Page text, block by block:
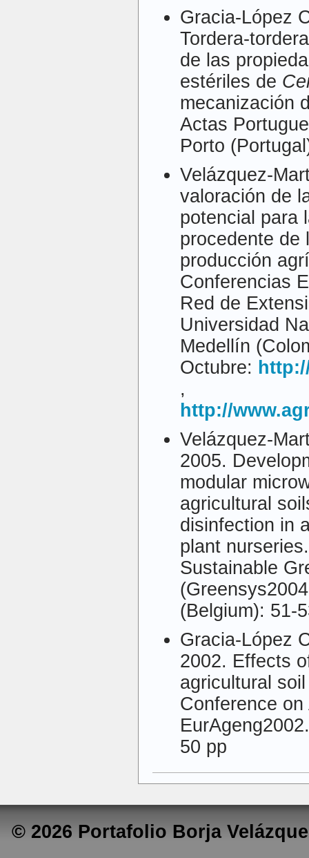
Gracia-López
Tordera-
de las
estériles de
mecanización
Actas
Porto
Velázquez-
valoración de
potencial para
procedente de
producción
Conferencias
Red de
Universidad
Medellín
Octubre:
,
http://
Velázquez-
2005.
modular
agricultural
disinfection in
plant
Sustainable
(Belgium): 51-
Gracia-López
2002. Effects
agricultural
Conference
50 pp
© 2026 Portafolio Borja